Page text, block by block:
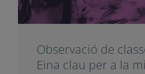
Observació de
Eina clau per a la